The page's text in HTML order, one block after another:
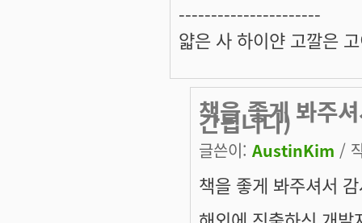
----------------------
얇은 사 하이얀 고깔은
책을 좋게 봐주
간됩니다)
글쓴이: AustinKim /
책을 좋게 봐주셔서